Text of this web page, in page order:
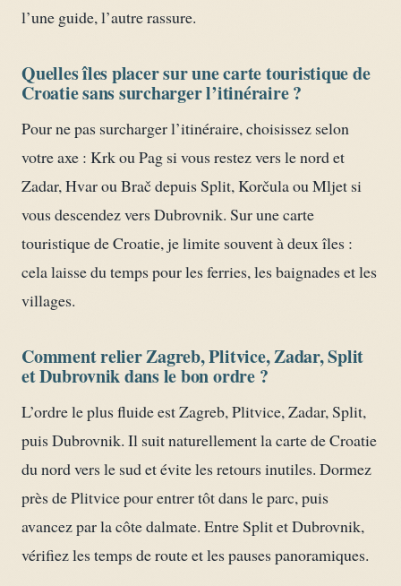
l’une guide, l’autre rassure.
Quelles îles placer sur une carte touristique de
Croatie sans surcharger l’itinéraire ?
Pour ne pas surcharger l’itinéraire, choisissez selon
votre axe : Krk ou Pag si vous restez vers le nord et
Zadar, Hvar ou Brač depuis Split, Korčula ou Mljet si
vous descendez vers Dubrovnik. Sur une carte
touristique de Croatie, je limite souvent à deux îles :
cela laisse du temps pour les ferries, les baignades et les
villages.
Comment relier Zagreb, Plitvice, Zadar, Split
et Dubrovnik dans le bon ordre ?
L’ordre le plus fluide est Zagreb, Plitvice, Zadar, Split,
puis Dubrovnik. Il suit naturellement la carte de Croatie
du nord vers le sud et évite les retours inutiles. Dormez
près de Plitvice pour entrer tôt dans le parc, puis
avancez par la côte dalmate. Entre Split et Dubrovnik,
vérifiez les temps de route et les pauses panoramiques.